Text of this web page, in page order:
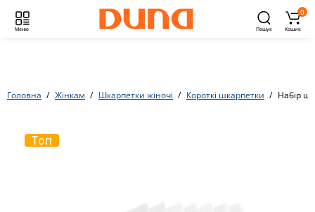
Меню Пошук
0
Кошик
Головна Жінкам Шкарпетки жіночі Короткі шкарпетки Набір
Топ